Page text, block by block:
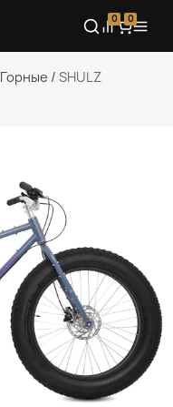
0 0
Горные / SHULZ